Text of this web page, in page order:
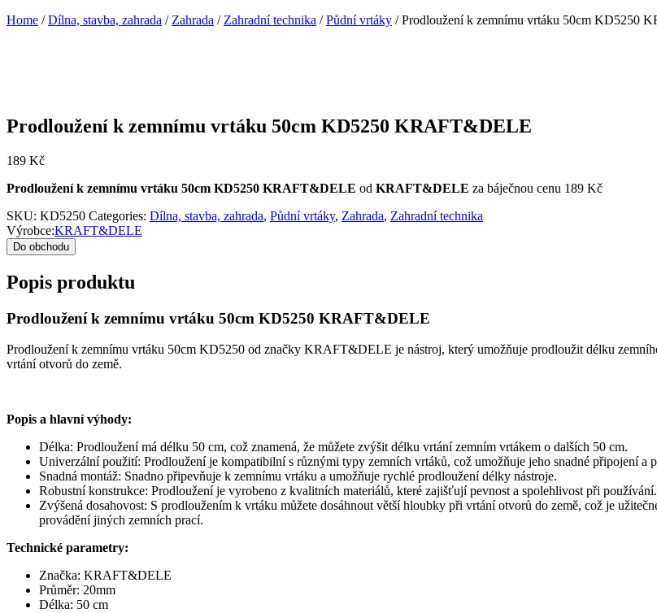
Home /Dílna, stavba, zahrada / Zahrada / Zahradní technika /Půdní vrtáky / Prodloužení k zemnímu vrtáku 50cm KD5250
Prodloužení k zemnímu vrtáku 50cm KD5250 KRAFT&DELE
189 Kč
Prodloužení k zemnímu vrtáku 50cm KD5250 KRAFT&DELE od KRAFT&DELE za báječnou cenu 189 Kč
SKU: KD5250 Categories: Dílna, stavba, zahrada, Půdní vrtáky, Zahrada, Zahradní technika
Výrobce:KRAFT&DELE
Do obchodu
Popis produktu
Prodloužení k zemnímu vrtáku 50cm KD5250 KRAFT&DELE
Prodloužení k zemnímu vrtáku 50cm KD5250 od značky KRAFT&DELE je nástroj, který umožňuje prodloužit délku
vrtání otvorů do země.
Popis a hlavní výhody:
Délka: Prodloužení má délku 50 cm, což znamená, že můžete zvýšit délku vrtání zemním vrtákem o dalších 50 cm.
Univerzální použití: Prodloužení je kompatibilní s různými typy zemních vrtáků, což umožňuje jeho snadné připojení a
Snadná montáž: Snadno připevňuje k zemnímu vrtáku a umožňuje rychlé prodloužení délky nástroje.
Robustní konstrukce: Prodloužení je vyrobeno z kvalitních materiálů, které zajišťují pevnost a spolehlivost při používání.
Zvýšená dosahovost: S prodloužením k vrtáku můžete dosáhnout větší hloubky při vrtání otvorů do země, což je
provádění jiných zemních prací.
Technické parametry:
Značka: KRAFT&DELE
Průměr: 20mm
Délka: 50 cm